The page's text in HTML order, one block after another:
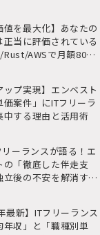
値を最大化】あなたの
正当に評価されている
Rust/AWSで月額80万
ップ実現】エンベスト
価案件」にITフリーラ
中する理由と活用術
ーランスが語る！エ
の「徹底した伴走支
立後の不安を解消する
最新】ITフリーランス
年収」と「職種別単